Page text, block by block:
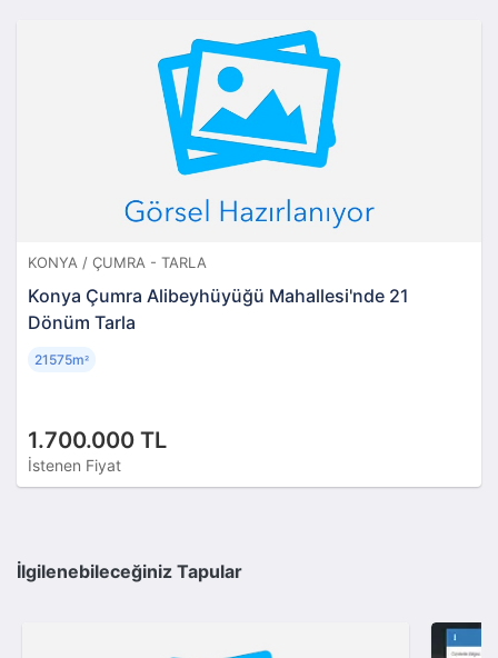
KONYA / ÇUMRA - TARLA
Konya Çumra Alibeyhüyüğü Mahallesi'nde 21
Dönüm Tarla
1.700.000 TL
İstenen Fiyat
21575m²
İlgilenebileceğiniz Tapular